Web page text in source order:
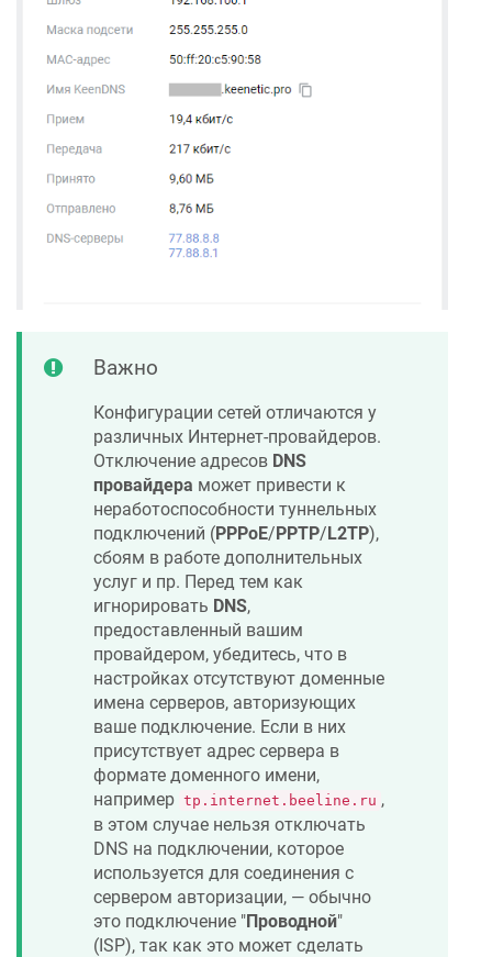
Важно
Конфигурации сетей отличаются у
различных Интернет-провайдеров.
Отключение адресов DNS
провайдера может привести к
неработоспособности туннельных
подключений (PPPoE/PPTP/L2TP),
сбоям в работе дополнительных
услуг и пр. Перед тем как
игнорировать DNS,
предоставленный вашим
провайдером, убедитесь, что в
настройках отсутствуют доменные
имена серверов, авторизующих
ваше подключение. Если в них
присутствует адрес сервера в
формате доменного имени,
например tp.internet.beeline.ru ,
в этом случае нельзя отключать
DNS на подключении, которое
используется для соединения с
сервером авторизации, — обычно
это подключение "Проводной"
(ISP), так как это может сделать